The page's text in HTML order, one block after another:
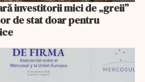
investitorii mici de „greii”
de stat doar pentru